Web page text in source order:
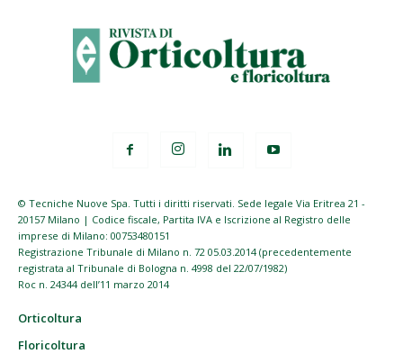
© Tecniche Nuove Spa. Tutti i diritti riservati. Sede legale Via Eritrea 21 -
20157 Milano | Codice fiscale, Partita IVA e Iscrizione al Registro delle
imprese di Milano: 00753480151
Registrazione Tribunale di Milano n. 72 05.03.2014 (precedentemente
registrata al Tribunale di Bologna n. 4998 del 22/07/1982)
Roc n. 24344 dell’11 marzo 2014
Orticoltura
Floricoltura